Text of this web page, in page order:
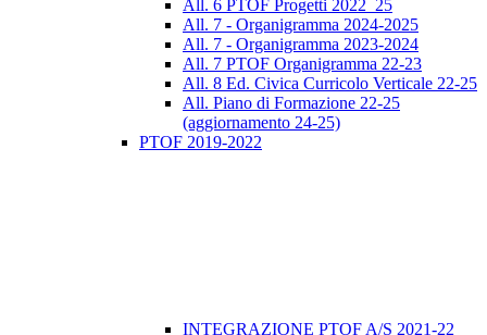
All. 6 PTOF Progetti 2022_25
All. 7 - Organigramma 2024-2025
All. 7 - Organigramma 2023-2024
All. 7 PTOF Organigramma 22-23
All. 8 Ed. Civica Curricolo Verticale 22-25
All. Piano di Formazione 22-25
(aggiornamento 24-25)
PTOF 2019-2022
INTEGRAZIONE PTOF A/S 2021-22